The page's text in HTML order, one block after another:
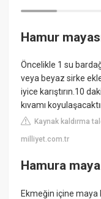
Hamur
Öncelikle 1 su
veya beyaz sirke
iyice karıştırın.10
kıvamı
Kaynak kaldırma
milliyet.com.tr
Hamura
Ekmeğin içine